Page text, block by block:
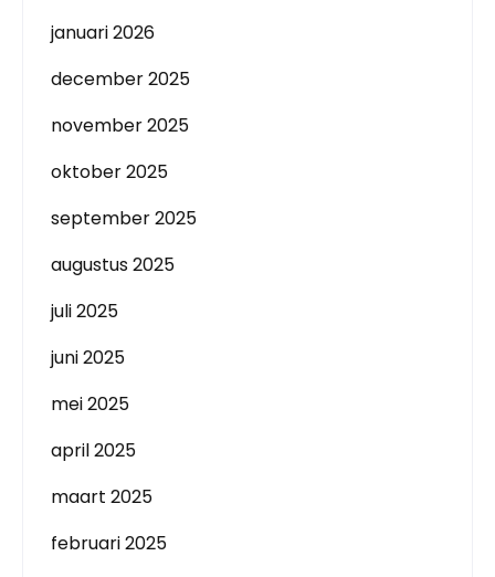
januari 2026
december 2025
november 2025
oktober 2025
september 2025
augustus 2025
juli 2025
juni 2025
mei 2025
april 2025
maart 2025
februari 2025